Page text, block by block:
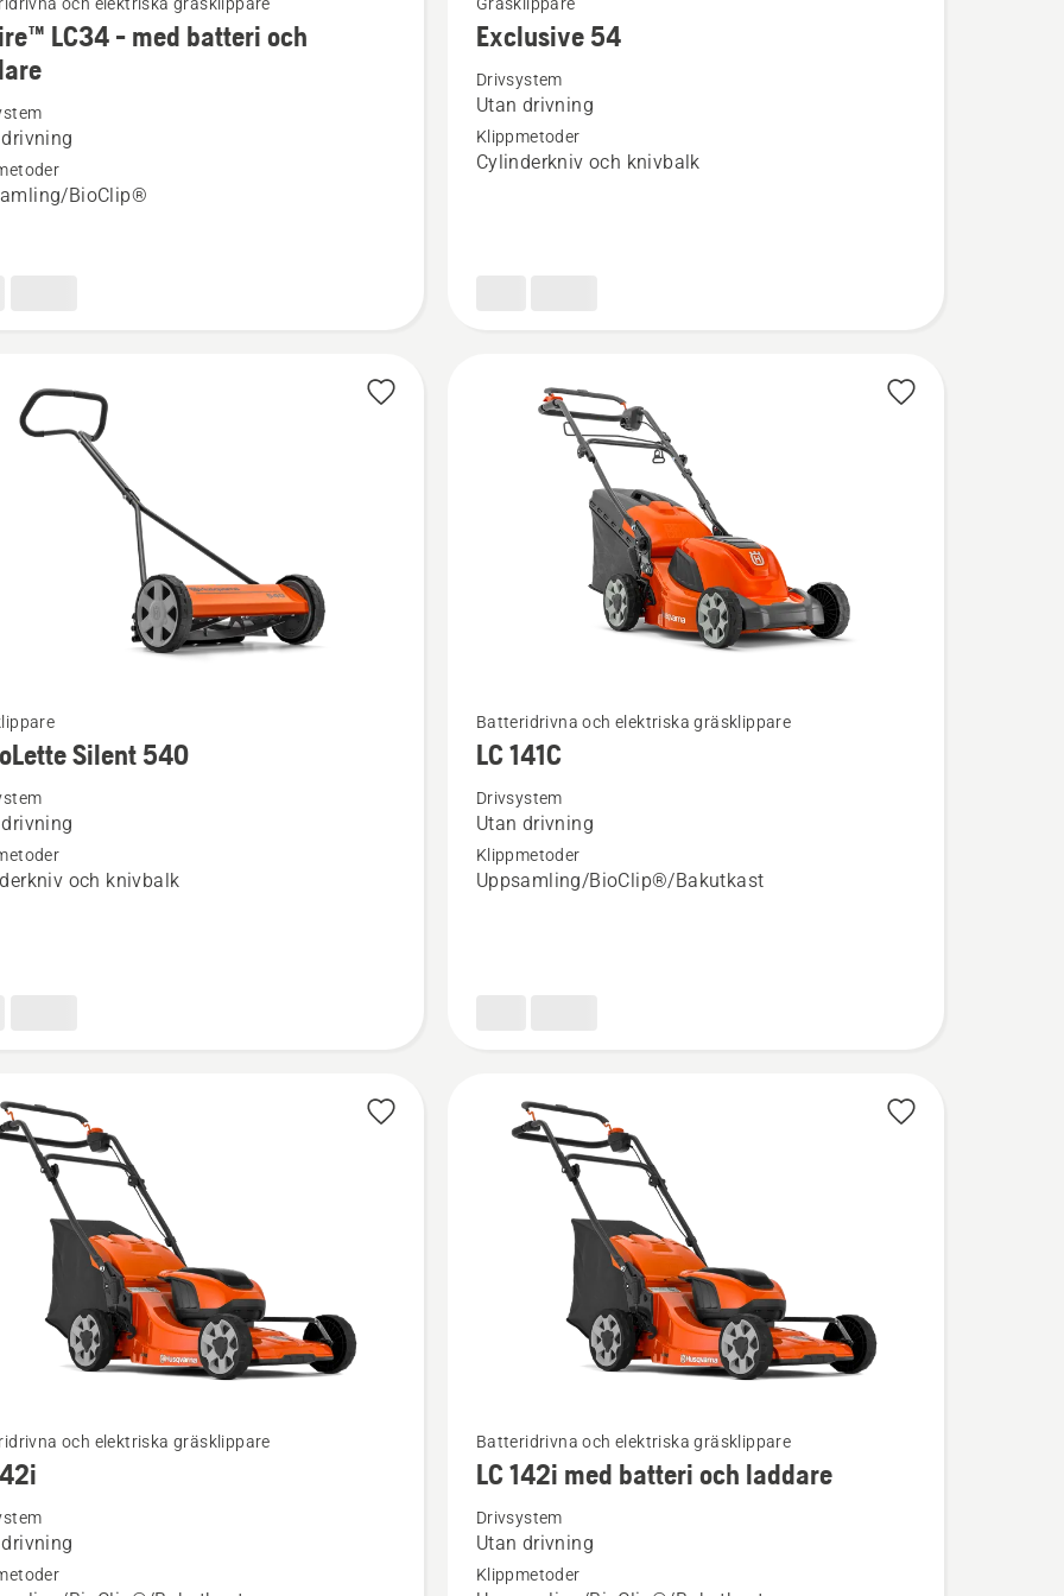
LC34 - med batteri och
BioClip®
mer
information
om
Exclusive
Exclusive 54
Drivsystem
Utan drivning
Klippmetoder
Cylinderkniv och knivbalk
Silent 540
och knivbalk
information
om
LC 141C
Batteridrivna och elektriska gräsklippare
LC 141C
Drivsystem
Utan drivning
Klippmetoder
Uppsamling/BioClip®/Bakutkast
och elektriska gräsklippare
information
om
LC 142i
Batteridrivna och elektriska gräsklippare
LC 142i med batteri och laddare
Drivsystem
Utan drivning
Klippmetoder